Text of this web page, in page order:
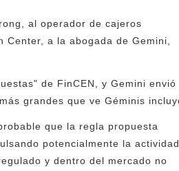
al operador de cajeros
a la abogada de Gemini,
de FinCEN, y Gemini envió
grandes que ve Géminis
que la regla propuesta
potencialmente la
y dentro del mercado no